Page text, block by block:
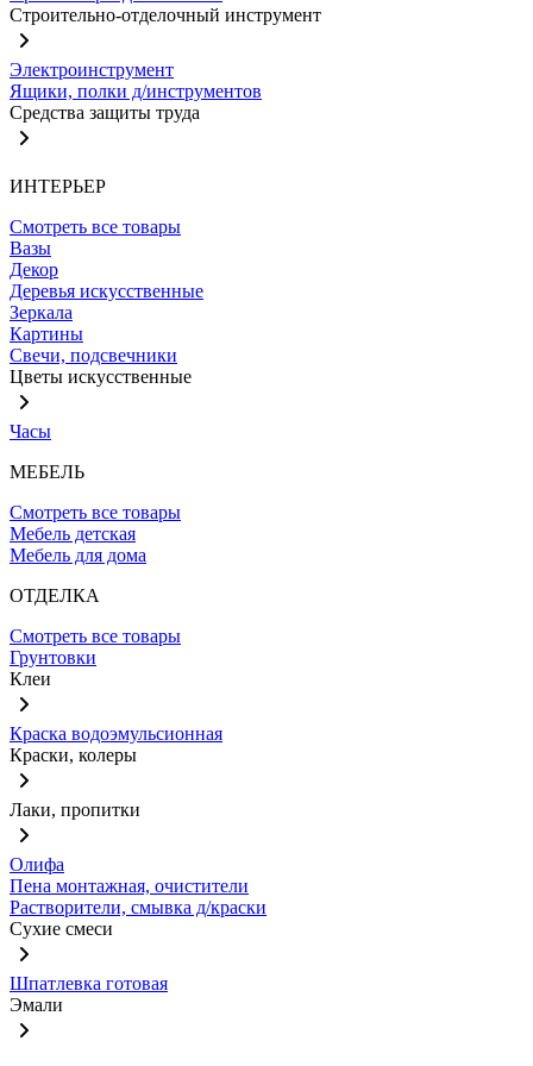
Строительно-отделочный инструмент
Электроинструмент
Ящики, полки д/инструментов
Средства защиты труда
ИНТЕРЬЕР
Смотреть все товары
Вазы
Декор
Деревья искусственные
Зеркала
Картины
Свечи, подсвечники
Цветы искусственные
Часы
МЕБЕЛЬ
Смотреть все товары
Мебель детская
Мебель для дома
ОТДЕЛКА
Смотреть все товары
Грунтовки
Клеи
Краска водоэмульсионная
Краски, колеры
Лаки, пропитки
Олифа
Пена монтажная, очистители
Растворители, смывка д/краски
Сухие смеси
Шпатлевка готовая
Эмали